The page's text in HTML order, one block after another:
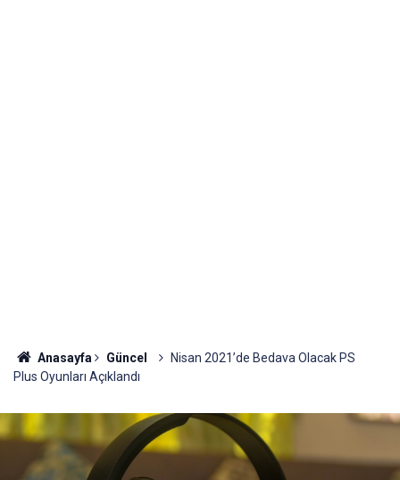
Anasayfa Güncel
Nisan 2021’de Bedava Olacak PS
Plus Oyunları Açıklandı